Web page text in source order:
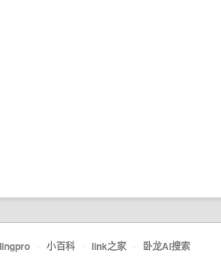
· 小百科 · link之家 · 卧龙AI搜索